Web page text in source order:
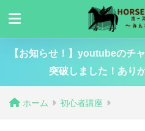
【お知らせ！】youtubeのチ
突破しました！あり
ホーム 初心者講座